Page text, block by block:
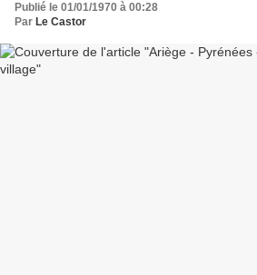
Publié le 01/01/1970 à 00:28
Par Le Castor